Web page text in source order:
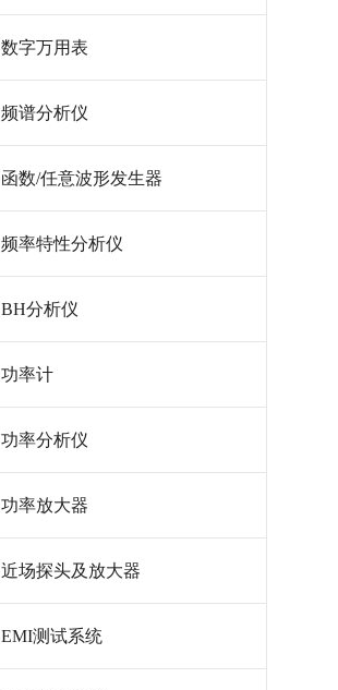
数字万用表
频谱分析仪
函数/任意波形发生器
频率特性分析仪
BH分析仪
功率计
功率分析仪
功率放大器
近场探头及放大器
EMI测试系统